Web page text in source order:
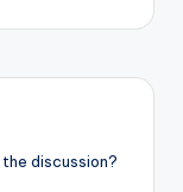
discussion?